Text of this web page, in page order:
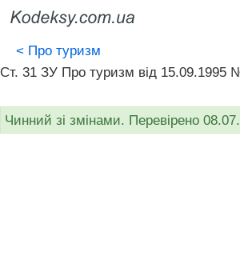
< Про туризм
Ст. 31 ЗУ Про туризм вiд 15.09.1995
Чинний зі змінами. Перевірено